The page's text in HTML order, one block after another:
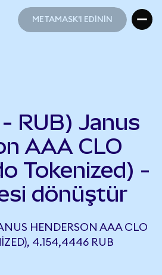
METAMASK'I EDİNİN
RUB) Janus
AAA CLO
Tokenized) -
dönüştür
HENDERSON AAA CLO
4.154,4446 RUB